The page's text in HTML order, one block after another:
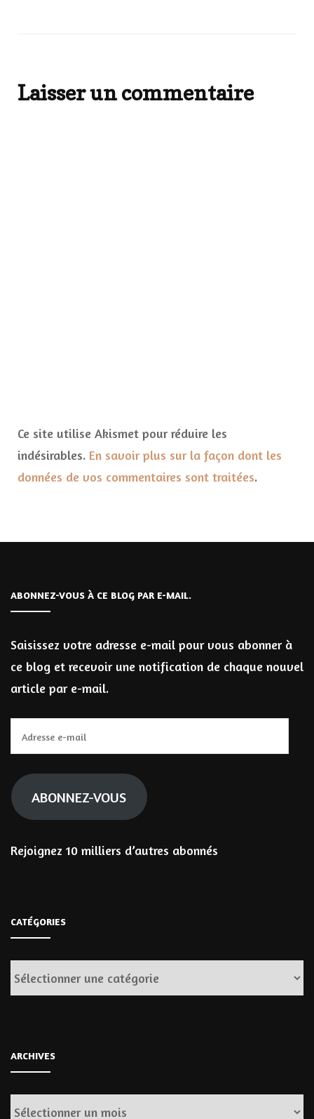
Laisser un commentaire
Ce site utilise Akismet pour réduire les
indésirables. En savoir plus sur la façon dont les
données de vos commentaires sont traitées.
ABONNEZ-VOUS À CE BLOG PAR E-MAIL.
Saisissez votre adresse e-mail pour vous abonner à
ce blog et recevoir une notification de chaque nouvel
article par e-mail.
e-
mail
ABONNEZ-VOUS
Rejoignez 10 milliers d’autres abonnés
CATÉGORIES
Catégories
ARCHIVES
Archives